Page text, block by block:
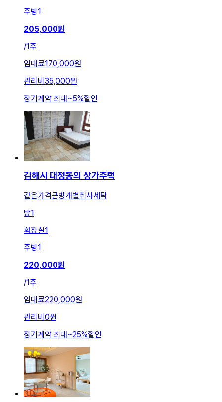
주방1
205,000원
/1주
임대료170,000원
관리비 35,000원
장기계약 최대 ~5%할인
김해시 대청동의 상가주택
같은가격큰방개별취사세탁
방1
화장실1
주방1
220,000원
/1주
임대료220,000원
관리비 0원
장기계약 최대~25%할인